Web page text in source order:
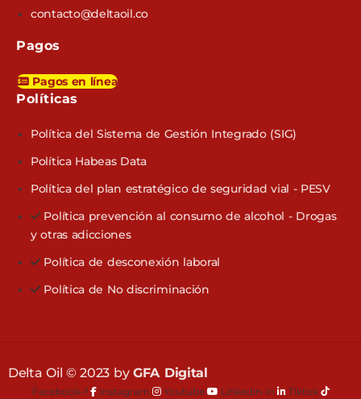
contacto@deltaoil.co
Pagos
Pagos en línea
Políticas​
Política del Sistema de Gestión Integrado (SIG)
Política Habeas Data
Política del plan estratégico de seguridad vial - PESV
Política prevención al consumo de alcohol - Drogas
y otras adicciones
Política de desconexión laboral
Política de No discriminación
Delta Oil © 2023 by GFA Digital
Facebook-f Instagram Youtube Linkedin-in Tiktok